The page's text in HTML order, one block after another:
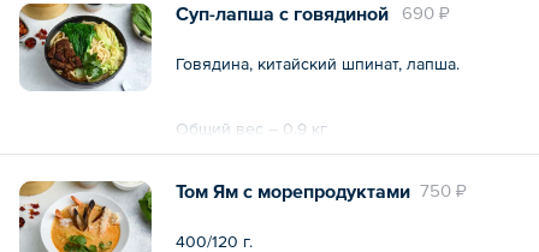
690 ₽
Суп-лапша с говядиной
Говядина, китайский шпинат, лапша.
Общий вес – 0.9 кг
750 ₽
Том Ям с морепродуктами
400/120 г.